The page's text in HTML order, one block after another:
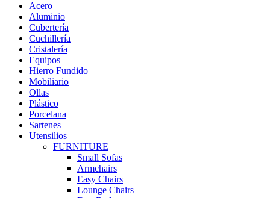
Acero
Aluminio
Cubertería
Cuchillería
Cristalería
Equipos
Hierro Fundido
Mobiliario
Ollas
Plástico
Porcelana
Sartenes
Utensilios
FURNITURE
Small Sofas
Armchairs
Easy Chairs
Lounge Chairs